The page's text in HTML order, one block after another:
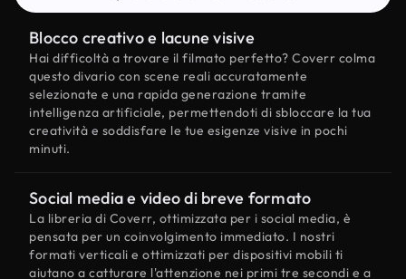
Blocco creativo e lacune visive
Hai difficoltà a trovare il filmato perfetto? Coverr colma
questo divario con scene reali accuratamente
selezionate e una rapida generazione tramite
intelligenza artificiale, permettendoti di sbloccare la tua
creatività e soddisfare le tue esigenze visive in pochi
minuti.
Social media e video di breve formato
La libreria di Coverr, ottimizzata per i social media, è
pensata per un coinvolgimento immediato. I nostri
formati verticali e ottimizzati per dispositivi mobili ti
aiutano a catturare l'attenzione nei primi tre secondi e a